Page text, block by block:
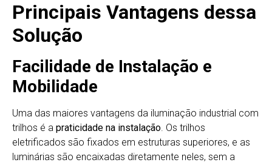
Principais Vantagens dessa
Solução
Facilidade de Instalação e
Mobilidade
Uma das maiores vantagens da iluminação industrial com
trilhos é a praticidade na instalação. Os trilhos
eletrificados são fixados em estruturas superiores, e as
luminárias são encaixadas diretamente neles, sem a